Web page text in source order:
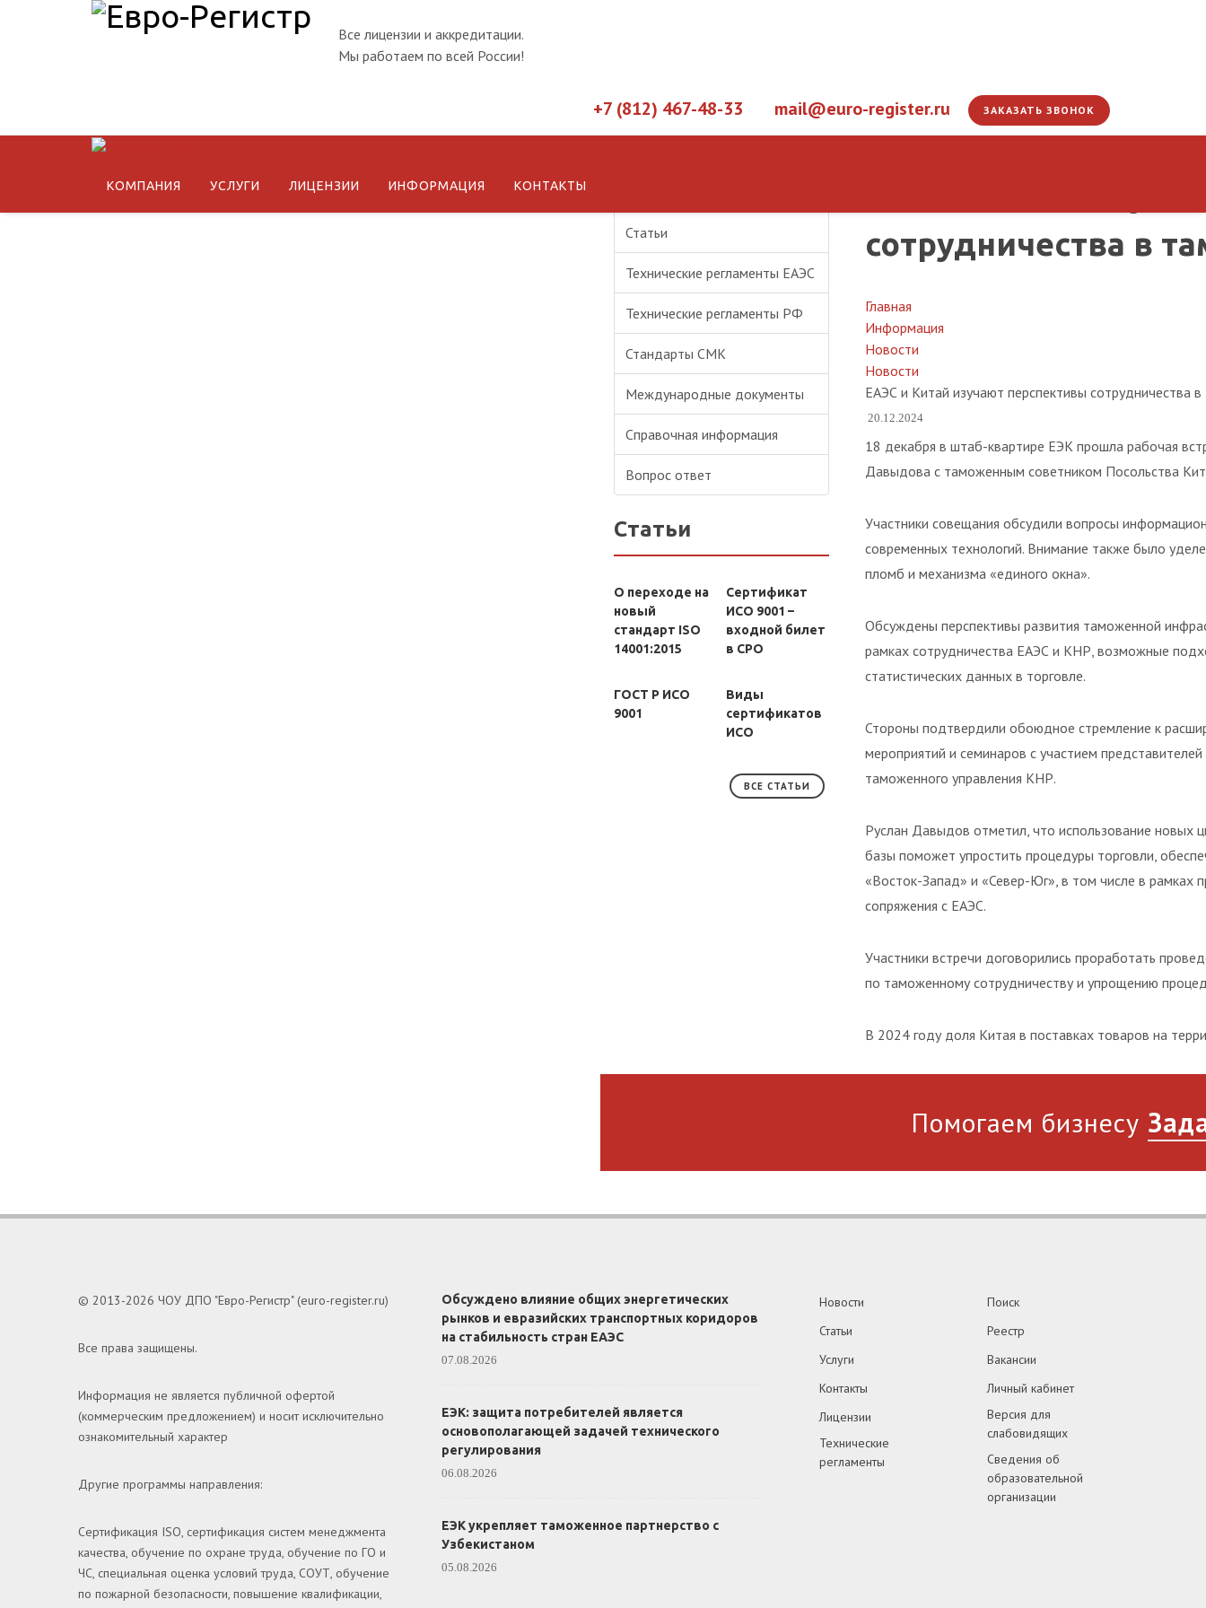
Все лицензии и аккредитации.
Мы работаем по всей России!
+7 (812) 467-48-33 mail@euro-register.ru ЗАКАЗАТЬ ЗВОНОК
КОМПАНИЯ УСЛУГИ ЛИЦЕНЗИИ ИНФОРМАЦИЯ КОНТАКТЫ
Статьи
Технические регламенты ЕАЭС
Технические регламенты РФ
Стандарты СМК
Международные документы
Справочная информация
Вопрос ответ
Статьи
О переходе на
новый
стандарт ISO
14001:2015
Сертификат
ИСО 9001 –
входной билет
в СРО
ГОСТ Р ИСО
9001
Виды
сертификатов
ИСО
ВСЕ СТАТЬИ
сотрудничества в
Главная
Информация
Новости
Новости
ЕАЭС и Китай изучают перспективы сотрудничества
20.12.2024
18 декабря в штаб-квартире ЕЭК прошла рабочая
Давыдова с таможенным советником Посольства
Участники совещания обсудили вопросы
современных технологий. Внимание также было
пломб и механизма «единого окна».
Обсуждены перспективы развития таможенной
рамках сотрудничества ЕАЭС и КНР, возможные
статистических данных в торговле.
Стороны подтвердили обоюдное стремление к
мероприятий и семинаров с участием
таможенного управления КНР.
Руслан Давыдов отметил, что использование новых
базы поможет упростить процедуры торговли,
«Восток-Запад» и «Север-Юг», в том числе в рамках
сопряжения с ЕАЭС.
Участники встречи договорились проработать
по таможенному сотрудничеству и упрощению
В 2024 году доля Китая в поставках товаров на
Помогаем бизнесу
© 2013-2026 ЧОУ ДПО "Евро-Регистр" (euro-register.ru)
Все права защищены.
Информация не является публичной офертой
(коммерческим предложением) и носит исключительно
ознакомительный характер
Другие программы направления:
Сертификация ISO, сертификация систем менеджмента
качества, обучение по охране труда, обучение по ГО и
ЧС, специальная оценка условий труда, СОУТ, обучение
по пожарной безопасности, повышение квалификации,
Обсуждено влияние общих энергетических
рынков и евразийских транспортных коридоров
на стабильность стран ЕАЭС
07.08.2026
ЕЭК: защита потребителей является
основополагающей задачей технического
регулирования
06.08.2026
ЕЭК укрепляет таможенное партнерство с
Узбекистаном
05.08.2026
Новости
Статьи
Услуги
Контакты
Лицензии
Технические
регламенты
Поиск
Реестр
Вакансии
Личный кабинет
Версия для
слабовидящих
Сведения об
образовательной
организации